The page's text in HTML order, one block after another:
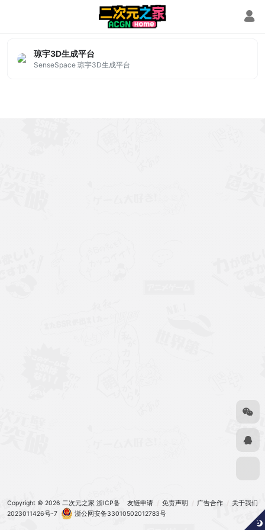
琼宇3D生成平台
SenseSpace 琼宇3D生成平台
友链申请 免责声明 广告合作 关于我们
Copyright © 2026 二次元之家 浙ICP备
2023011426号-7
浙公网安备33010502012783号